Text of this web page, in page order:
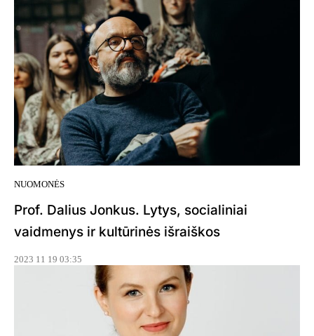
NUOMONĖS
Prof. Dalius Jonkus. Lytys, socialiniai
vaidmenys ir kultūrinės išraiškos
2023 11 19 03:35